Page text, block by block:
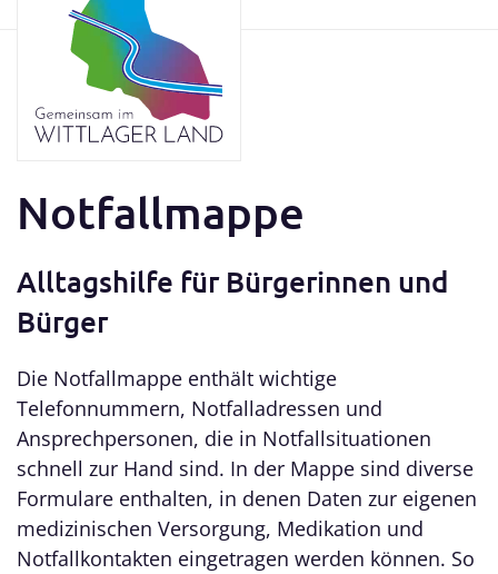
Notfallmappe
Alltagshilfe für Bürgerinnen und
Bürger
Die Notfallmappe enthält wichtige
Telefonnummern, Notfalladressen und
Ansprechpersonen, die in Notfallsituationen
schnell zur Hand sind. In der Mappe sind diverse
Formulare enthalten, in denen Daten zur eigenen
medizinischen Versorgung, Medikation und
Notfallkontakten eingetragen werden können. So